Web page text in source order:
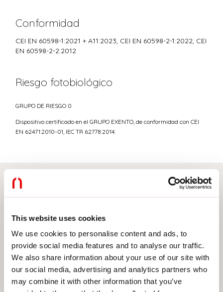
This website uses cookies
We use cookies to personalise content and ads, to
provide social media features and to analyse our traffic.
We also share information about your use of our site with
our social media, advertising and analytics partners who
may combine it with other information that you’ve
Conformidad
CEI EN 60598-1:2021 + A11:2023, CEI EN 60598-2-1:2022, CEI
EN 60598-2-2:2012
Riesgo fotobiológico
GRUPO DE RIESGO 0
Dispositivo certificado en el GRUPO EXENTO, de conformidad con CEI
EN 62471:2010-01, IEC TR 62778:2014.
Elige tu producto
TIPO DE INSTALACIÓN
MONTAJE EN TECHO
EMPOTRABLE EN PLADUR